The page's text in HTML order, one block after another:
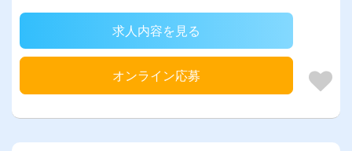
求人内容を見る
オンライン応募